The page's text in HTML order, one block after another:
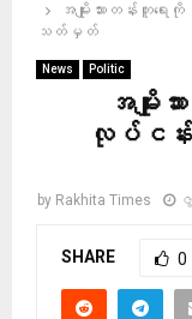
အမျိုးသားတန်းတူရ
သတ်မှတ်
News Politic
အမျိုး
လုပ်ငန်
by Rakhita Times
SHARE 0